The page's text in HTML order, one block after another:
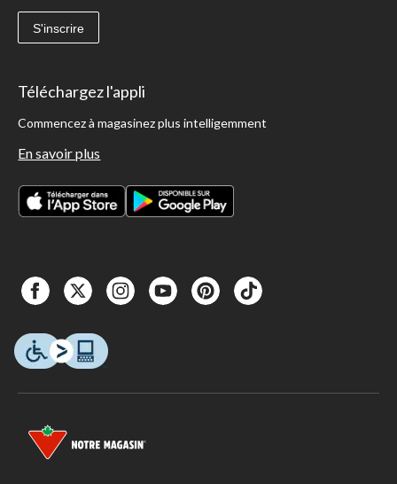
S'inscrire
Téléchargez l'appli
Commencez à magasinez plus intelligemment
En savoir plus